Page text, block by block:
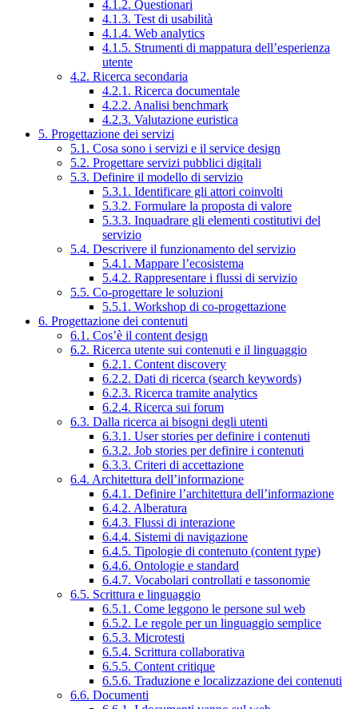
4.1.2. Questionari
4.1.3. Test di usabilità
4.1.4. Web analytics
4.1.5. Strumenti di mappatura dell’esperienza
utente
4.2. Ricerca secondaria
4.2.1. Ricerca documentale
4.2.2. Analisi benchmark
4.2.3. Valutazione euristica
5. Progettazione dei servizi
5.1. Cosa sono i servizi e il service design
5.2. Progettare servizi pubblici digitali
5.3. Definire il modello di servizio
5.3.1. Identificare gli attori coinvolti
5.3.2. Formulare la proposta di valore
5.3.3. Inquadrare gli elementi costitutivi del
servizio
5.4. Descrivere il funzionamento del servizio
5.4.1. Mappare l’ecosistema
5.4.2. Rappresentare i flussi di servizio
5.5. Co-progettare le soluzioni
5.5.1. Workshop di co-progettazione
6. Progettazione dei contenuti
6.1. Cos’è il content design
6.2. Ricerca utente sui contenuti e il linguaggio
6.2.1. Content discovery
6.2.2. Dati di ricerca (search keywords)
6.2.3. Ricerca tramite analytics
6.2.4. Ricerca sui forum
6.3. Dalla ricerca ai bisogni degli utenti
6.3.1. User stories per definire i contenuti
6.3.2. Job stories per definire i contenuti
6.3.3. Criteri di accettazione
6.4. Architettura dell’informazione
6.4.1. Definire l’architettura dell’informazione
6.4.2. Alberatura
6.4.3. Flussi di interazione
6.4.4. Sistemi di navigazione
6.4.5. Tipologie di contenuto (content type)
6.4.6. Ontologie e standard
6.4.7. Vocabolari controllati e tassonomie
6.5. Scrittura e linguaggio
6.5.1. Come leggono le persone sul web
6.5.2. Le regole per un linguaggio semplice
6.5.3. Microtesti
6.5.4. Scrittura collaborativa
6.5.5. Content critique
6.5.6. Traduzione e localizzazione dei contenuti
6.6. Documenti